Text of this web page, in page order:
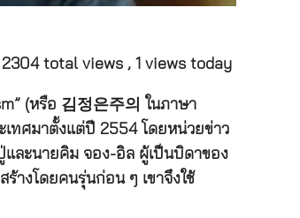
2304 total views , 1 views today
(หรือ 김정은주의 ในภาษา
ทศมาตั้งแต่ปี 2554 โดยหน่วยข่าว
และนายคิม จอง-อิล ผู้เป็นบิดาของ
างโดยคนรุ่นก่อน ๆ เขาจึงใช้